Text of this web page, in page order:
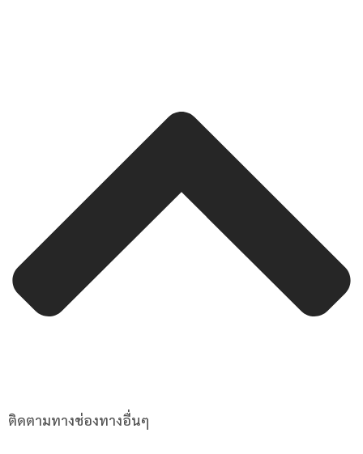
ติดตามทางช่องทางอื่นๆ